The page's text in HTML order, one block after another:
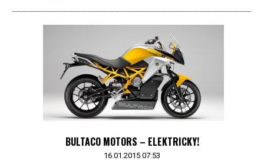
BULTACO MOTORS – ELEKTRICKY!
16.01.2015 07:53